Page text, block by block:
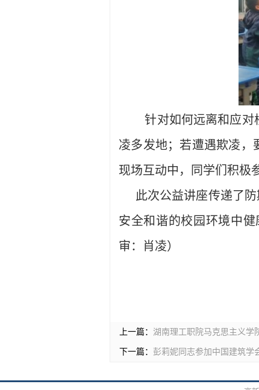
针对如何远离和应对
凌多发地；若遭遇欺凌，
现场互动中，同学们积极
此次公益讲座传递了
安全和谐的校园环境中健
审：肖凌）
上一篇： 湖南理工职院马克思主义学
下一篇： 彭莉妮同志参加中国建筑学